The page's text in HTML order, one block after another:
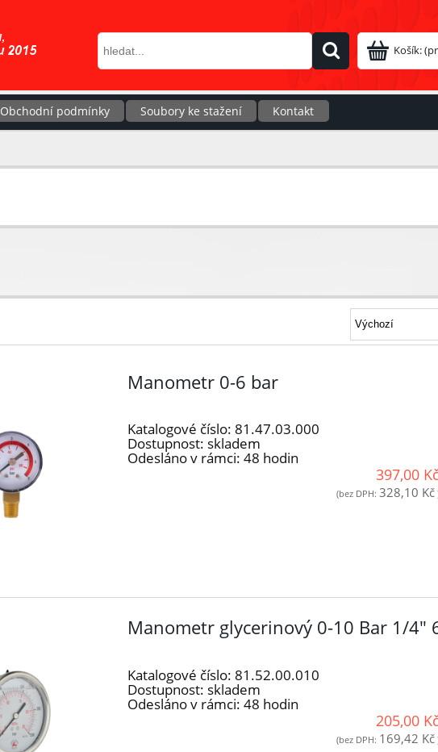
Košík:
Obchodní podmínky Soubory ke stažení Kontakt
Manometr 0-6 bar
Katalogové číslo: 81.47.03.000
Dostupnost: skladem
Odesláno v rámci: 48 hodin
397,00 Kč
(bez DPH: 328,10 Kč
Manometr glycerinový 0-10 Bar 1/4"
Katalogové číslo: 81.52.00.010
Dostupnost: skladem
Odesláno v rámci: 48 hodin
205,00 Kč
(bez DPH: 169,42 Kč